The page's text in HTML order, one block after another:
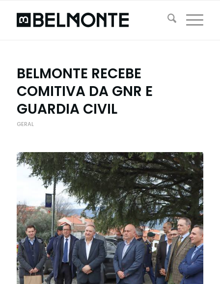
BELMONTE RECEBE
COMITIVA DA GNR E
GUARDIA CIVIL
GERAL